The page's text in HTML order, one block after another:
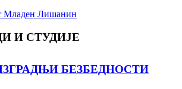
Младен Лишанин
И СТУДИЈЕ
БЕЗБЕДНОСТИ